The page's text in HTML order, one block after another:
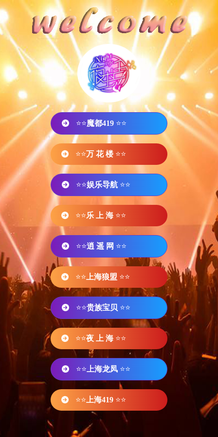
⭐⭐魔都419 ⭐⭐
⭐⭐万 花 楼 ⭐⭐
⭐⭐娱乐导航 ⭐⭐
⭐⭐乐 上 海 ⭐⭐
⭐⭐逍 遥 网 ⭐⭐
⭐⭐ 上海狼盟 ⭐⭐
⭐⭐贵族宝贝 ⭐⭐
⭐⭐夜 上 海 ⭐⭐
⭐⭐ 上海龙凤 ⭐⭐
⭐⭐ 上海419 ⭐⭐